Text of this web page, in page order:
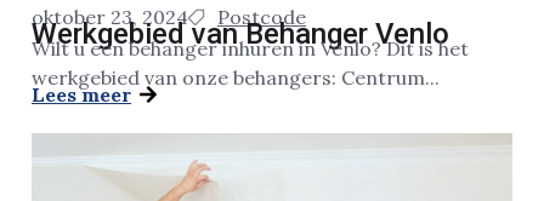
oktober 23, 2024 Postcode
Werkgebied van Behanger Venlo
Wilt u een behanger inhuren in Venlo? Dit is het
werkgebied van onze behangers: Centrum...
Lees meer